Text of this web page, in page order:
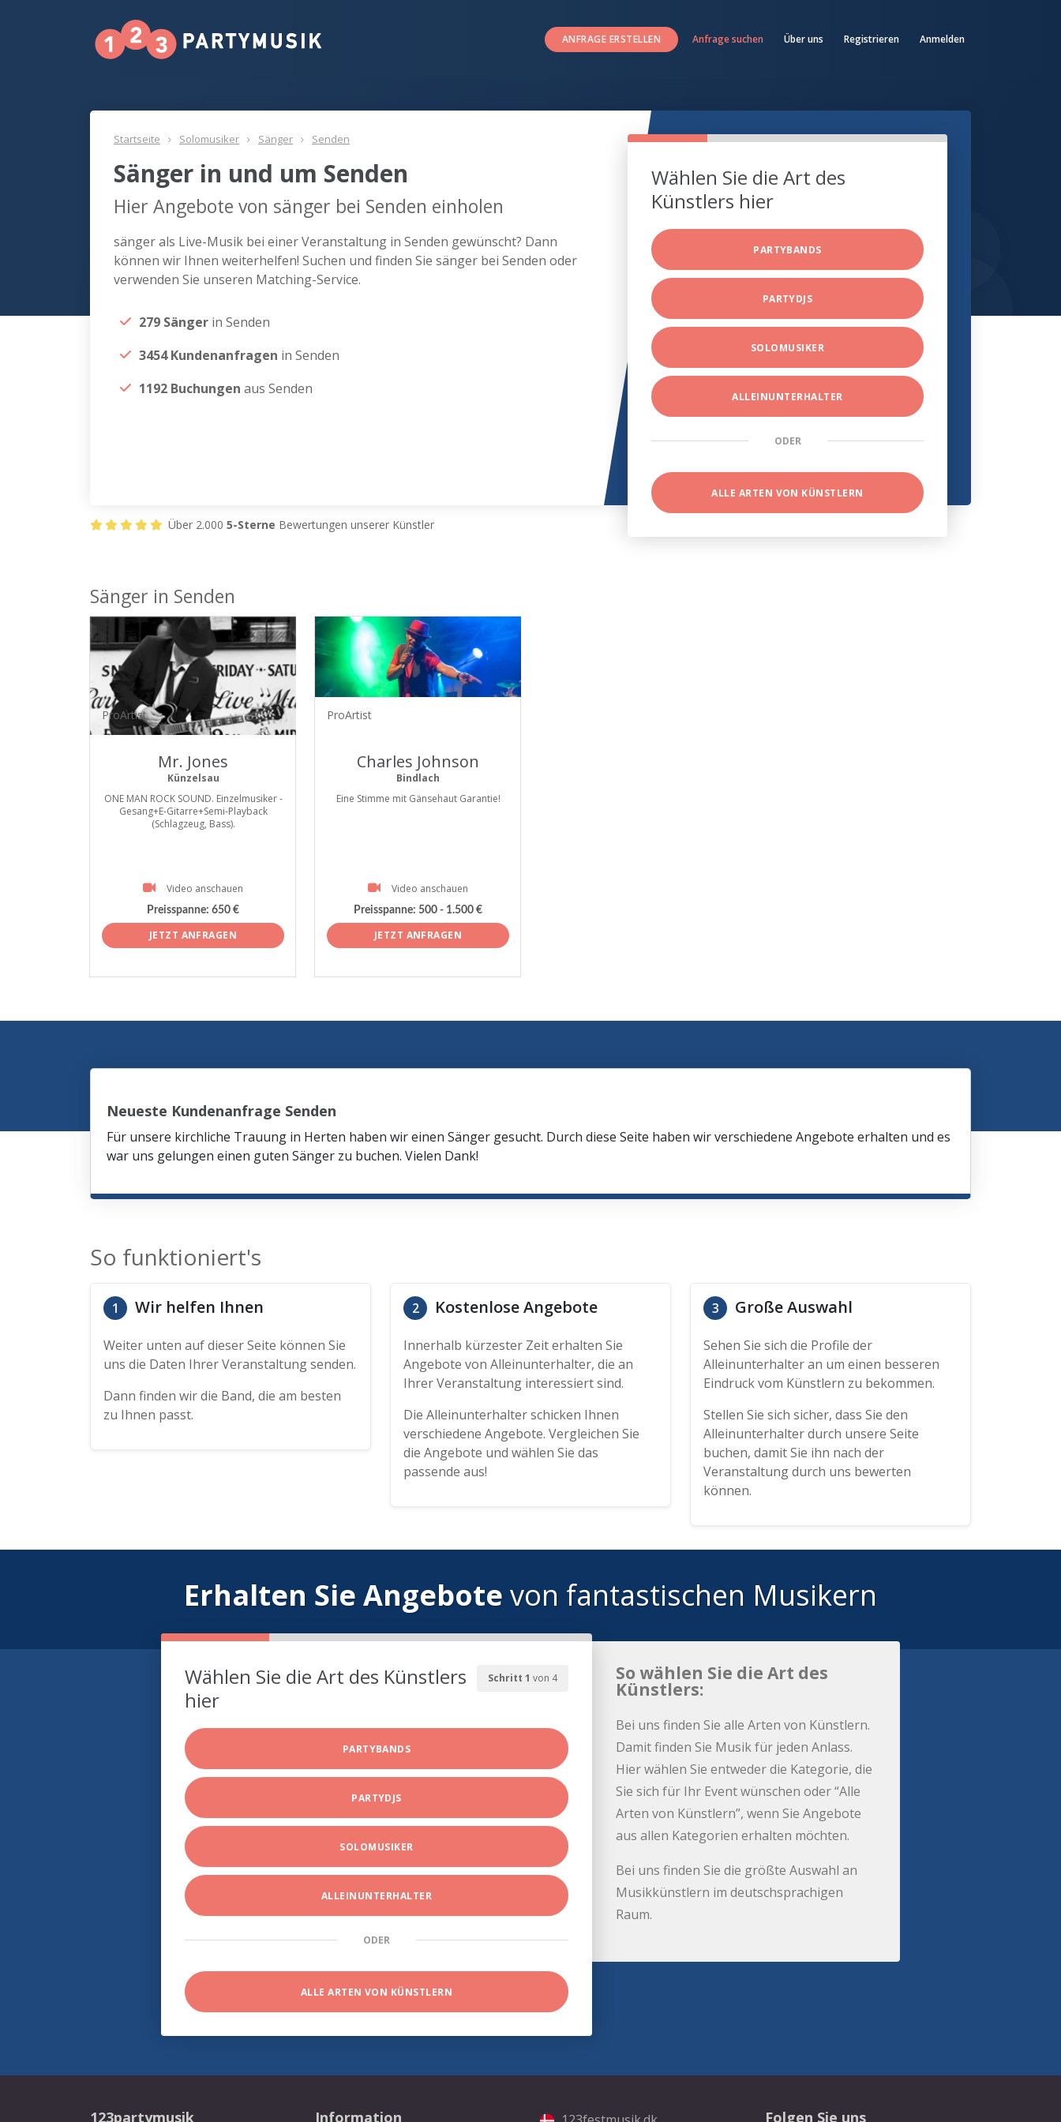
ANFRAGE ERSTELLEN Anfrage suchen Über uns Registrieren Anmelden
Startseite Solomusiker Sänger Senden
Sänger in und um Senden
Hier Angebote von sänger bei Senden einholen
sänger als Live-Musik bei einer Veranstaltung in Senden gewünscht? Dann
können wir Ihnen weiterhelfen! Suchen und finden Sie sänger bei Senden oder
verwenden Sie unseren Matching-Service.
279 Sänger in Senden
3454 Kundenanfragen in Senden
1192 Buchungen aus Senden
Wählen Sie die Art des
Künstlers hier
PARTYBANDS
PARTYDJS
SOLOMUSIKER
ALLEINUNTERHALTER
ODER
ALLE ARTEN VON KÜNSTLERN
Über 2.000 5-Sterne Bewertungen unserer Künstler
Sänger in Senden
ProArtist
Mr. Jones
Künzelsau
ONE MAN ROCK SOUND. Einzelmusiker -
Gesang+E-Gitarre+Semi-Playback
(Schlagzeug, Bass).
Video anschauen
Preisspanne: 650 €
JETZT ANFRAGEN
ProArtist
Charles Johnson
Bindlach
Eine Stimme mit Gänsehaut Garantie!
Video anschauen
Preisspanne: 500 - 1.500 €
JETZT ANFRAGEN
Neueste Kundenanfrage Senden
Für unsere kirchliche Trauung in Herten haben wir einen Sänger gesucht. Durch diese Seite haben wir verschiedene Angebote erhalten und es
war uns gelungen einen guten Sänger zu buchen. Vielen Dank!
So funktioniert's
1 Wir helfen Ihnen
Weiter unten auf dieser Seite können Sie
uns die Daten Ihrer Veranstaltung senden.
Dann finden wir die Band, die am besten
zu Ihnen passt.
2 Kostenlose Angebote
Innerhalb kürzester Zeit erhalten Sie
Angebote von Alleinunterhalter, die an
Ihrer Veranstaltung interessiert sind.
Die Alleinunterhalter schicken Ihnen
verschiedene Angebote. Vergleichen Sie
die Angebote und wählen Sie das
passende aus!
3 Große Auswahl
Sehen Sie sich die Profile der
Alleinunterhalter an um einen besseren
Eindruck vom Künstlern zu bekommen.
Stellen Sie sich sicher, dass Sie den
Alleinunterhalter durch unsere Seite
buchen, damit Sie ihn nach der
Veranstaltung durch uns bewerten
können.
Erhalten Sie Angebote von fantastischen Musikern
Schritt 1 von 4
Wählen Sie die Art des Künstlers
hier
PARTYBANDS
PARTYDJS
SOLOMUSIKER
ALLEINUNTERHALTER
ODER
ALLE ARTEN VON KÜNSTLERN
So wählen Sie die Art des
Künstlers:
Bei uns finden Sie alle Arten von Künstlern.
Damit finden Sie Musik für jeden Anlass.
Hier wählen Sie entweder die Kategorie, die
Sie sich für Ihr Event wünschen oder “Alle
Arten von Künstlern”, wenn Sie Angebote
aus allen Kategorien erhalten möchten.
Bei uns finden Sie die größte Auswahl an
Musikkünstlern im deutschsprachigen
Raum.
123partymusik Information Folgen Sie uns